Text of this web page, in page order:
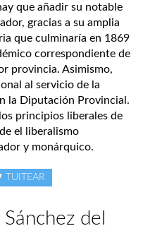
que añadir su notable
gracias a su amplia
que culminaría en 1869
correspondiente de
provincia. Asimismo,
al servicio de la
la Diputación Provincial.
principios liberales de
el liberalismo
y monárquico.
TUITEAR
del